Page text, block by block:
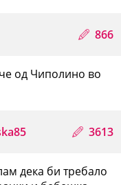
866
од Чиполино во
3613
дека би требало